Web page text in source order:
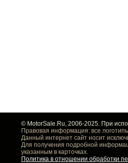
© MotorSale.Ru, 2006-2025. При
Правовая информация: все
Данный интернет сайт носит
Для получения подробной
указанным в карточках.
Политика в отношении обработки